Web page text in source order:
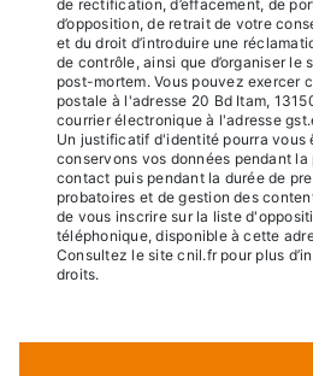
de rectification, d’effacement, de
d’opposition, de retrait de votre
et du droit d’introduire une
de contrôle, ainsi que d’organiser le
post-mortem. Vous pouvez exercer
postale à l'adresse 20 Bd Itam,
courrier électronique à l'adresse
Un justificatif d'identité pourra vous
conservons vos données pendant la
contact puis pendant la durée de
probatoires et de gestion des
de vous inscrire sur la liste
téléphonique, disponible à cette
Consultez le site cnil.fr pour plus
droits.